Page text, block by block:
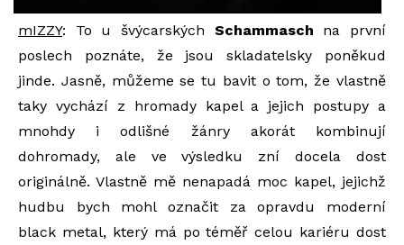
mIZZY: To u švýcarských Schammasch na první
poslech poznáte, že jsou skladatelsky poněkud
jinde. Jasně, můžeme se tu bavit o tom, že vlastně
taky vychází z hromady kapel a jejich postupy a
mnohdy i odlišné žánry akorát kombinují
dohromady, ale ve výsledku zní docela dost
originálně. Vlastně mě nenapadá moc kapel, jejichž
hudbu bych mohl označit za opravdu moderní
black metal, který má po téměř celou kariéru dost